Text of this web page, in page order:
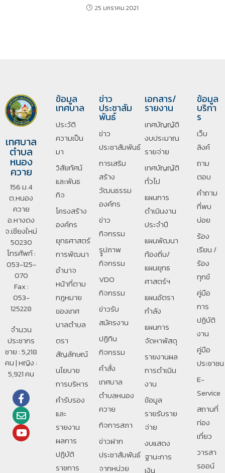
25 มกราคม 2021
เทศบาล
ตำบล
หนอง
ควาย
156 ม.4
ต.หนอง
ควาย
อ.หางดง
จ.เชียงใหม่
50230
โทรศัพท์ :
053-125-
070
Fax :
053-
125228
จำนวน
ประชากร
ชาย : 5,218
คน | หญิง :
5,921 คน
ข้อมูล
เทศบาล
ประวัติ
ความเป็น
มา
วิสัยทัศน์
และพันธ
กิจ
โครงสร้าง
องค์กร
ยุทธศาสตร์
การพัฒนา
อํานาจ
หน้าที่ตาม
กฎหมาย
ของเทศ
บาลตําบล
ตรา
สัญลักษณ์
นโยบาย
การบริหาร
คำรับรอง
และ
รายงาน
ผลการ
ปฏิบัติ
ราชการ
ข่าว
ประชาสัม
พันธ์
ข่าว
ประชาสัมพันธ์
การเสริม
สร้าง
วัฒนธรรม
องค์กร
ข่าว
กิจกรรม
รููปภาพ
กิจกรรม
VDO
กิจกรรม
ข่าวรับ
สมัครงาน
ปฏิทิน
กิจกรรม
คำสั่ง
เทศบาล
ตำบลหนอง
ควาย
กิจการสภา
ข่าวฝาก
ประชาสัมพันธ์
จากหน่วย
เอกสาร/
รายงาน
เทศบัญญัติ
งบประมาณ
รายจ่าย
เทศบัญญัติ
ทั่วไป
แผนการ
ดำเนินงาน
ประจำปี
แผนพัฒนา
ท้องถิ่น/
แผนยุทธ
ศาสตร์ฯ
แผนอัตรา
กำลัง
แผนการ
จัดหาพัสดุ
รายงานผล
การดำเนิน
งาน
ข้อมูล
รายรับราย
จ่าย
งบแสดง
ฐานะการ
เงิน
ข้อมูล
บริกา
ร
เว็บ
ลิงค์
ถาม
ตอบ
คำถาม
ที่พบ
บ่อย
ร้อง
เรียน /
ร้อง
ทุกข์
คู่มือ
การ
ปฏิบัติ
งาน
คู่มือ
ประชาชน
E-
Service
สถานที่
ท่อง
เที่ยว
วารสา
รออน์